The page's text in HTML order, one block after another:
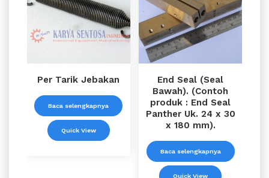
Per Tarik Jebakan
Baca selengkapnya
Quick View
End Seal (Seal
Bawah). (Contoh
produk : End Seal
Panther Uk. 24 x 30
x 180 mm).
Baca selengkapnya
Quick View